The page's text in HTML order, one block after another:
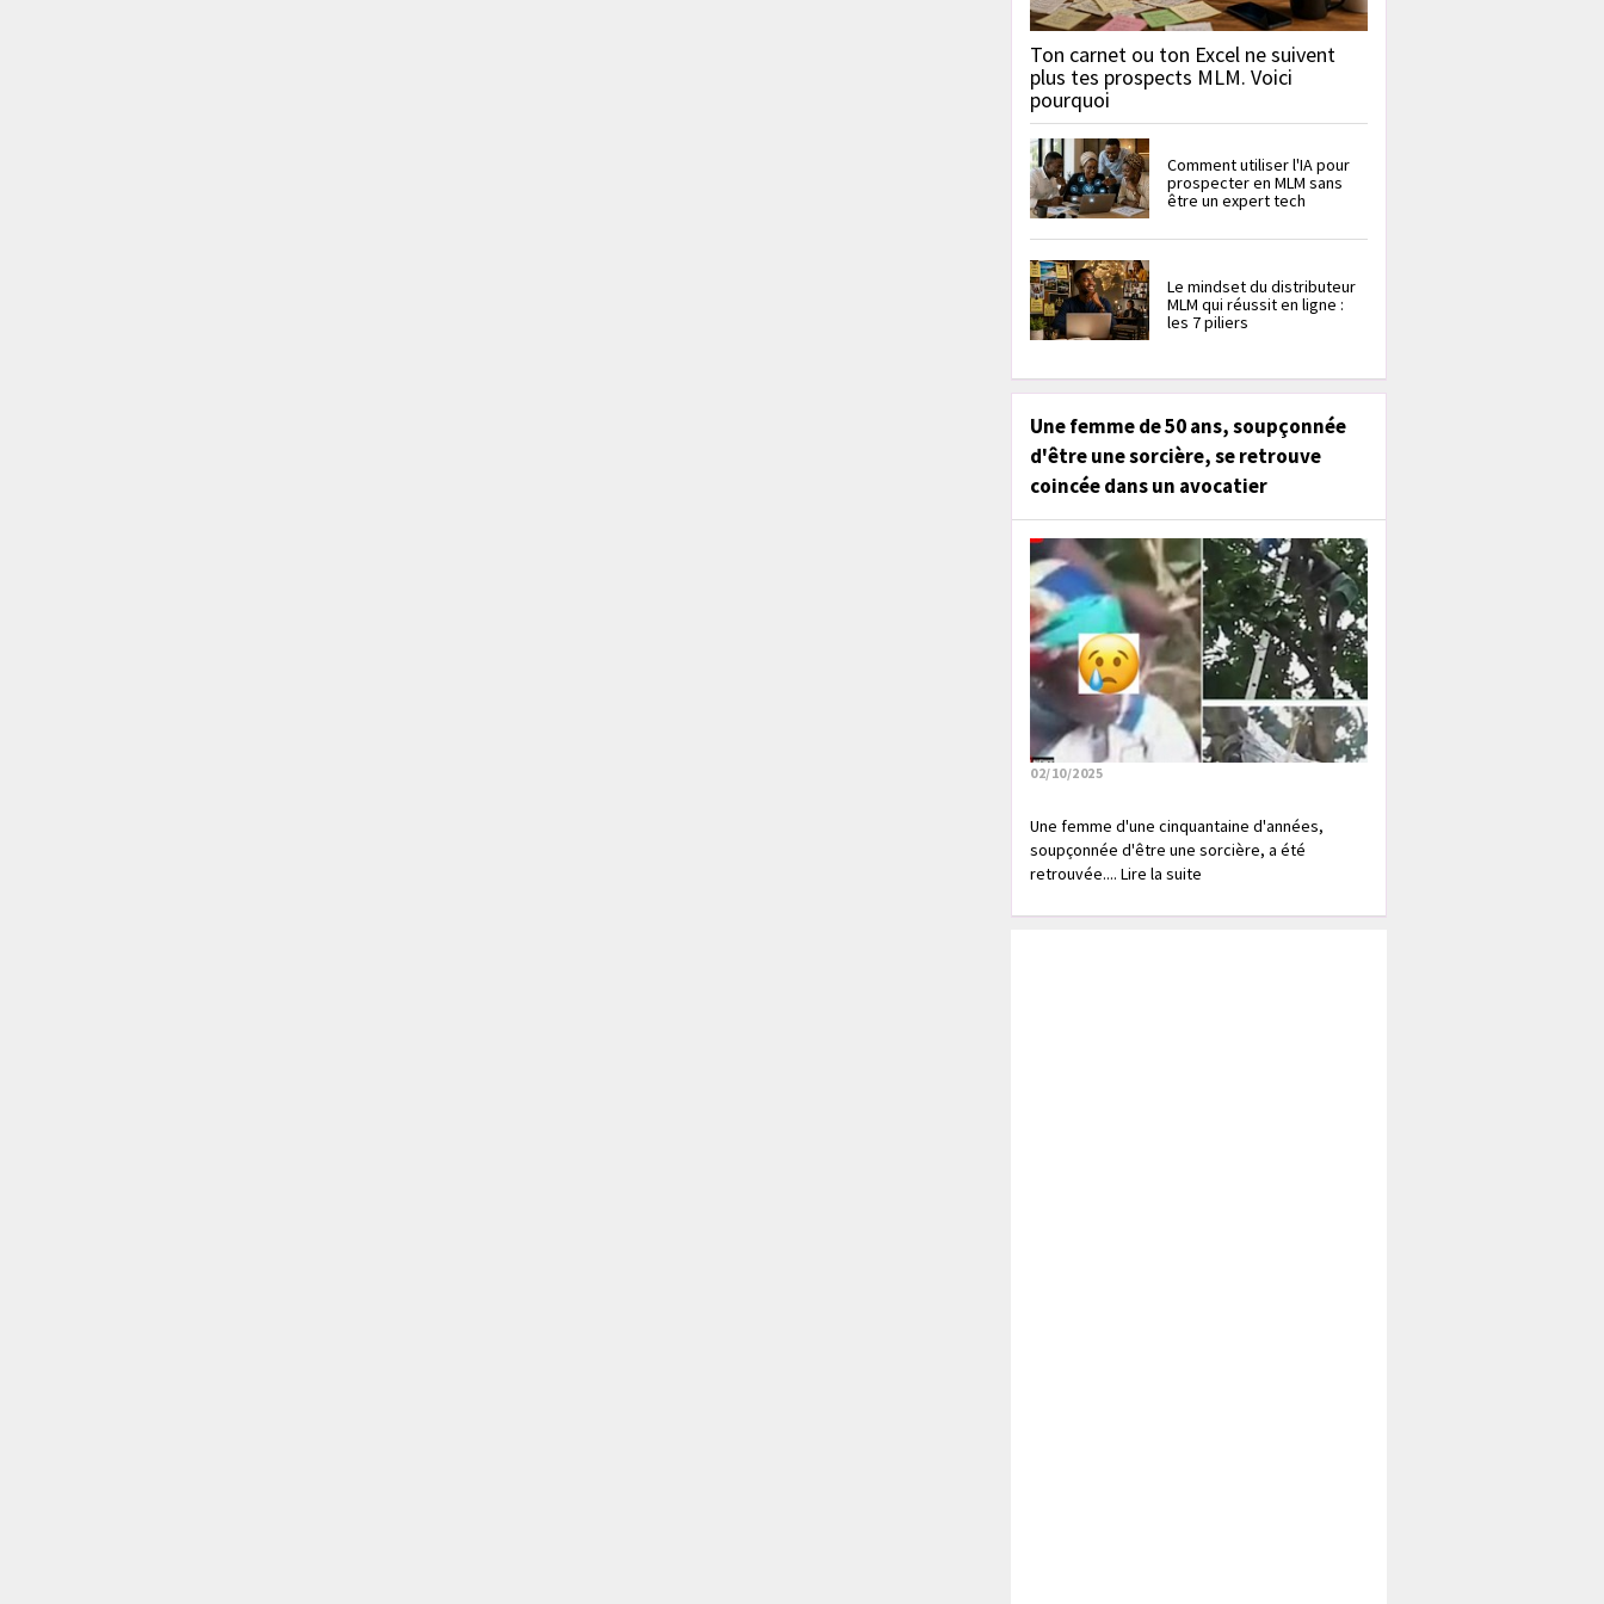
Ton carnet ou ton Excel ne suivent
plus tes prospects MLM. Voici
pourquoi
Comment utiliser l'IA pour
prospecter en MLM sans
être un expert tech
Le mindset du distributeur
MLM qui réussit en ligne :
les 7 piliers
Une femme de 50 ans, soupçonnée
d'être une sorcière, se retrouve
coincée dans un avocatier
02/10/2025
Une femme d'une cinquantaine d'années,
soupçonnée d'être une sorcière, a été
retrouvée.... Lire la suite